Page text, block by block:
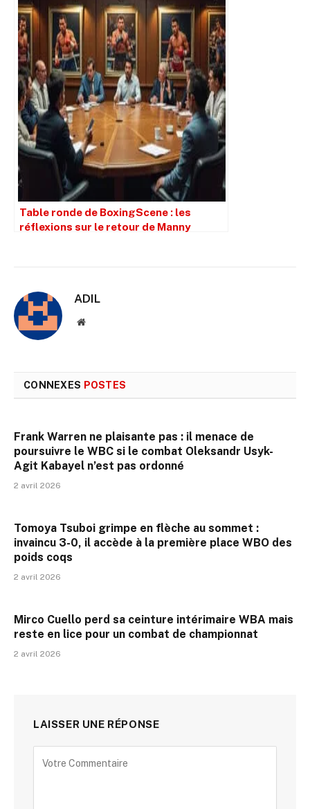
Table ronde de BoxingScene : les
réflexions sur le retour de Manny
ADIL
Site
CONNEXES POSTES
Frank Warren ne plaisante pas : il menace de
poursuivre le WBC si le combat Oleksandr Usyk-
Agit Kabayel n’est pas ordonné
2 avril 2026
Tomoya Tsuboi grimpe en flèche au sommet :
invaincu 3-0, il accède à la première place WBO des
poids coqs
2 avril 2026
Mirco Cuello perd sa ceinture intérimaire WBA mais
reste en lice pour un combat de championnat
2 avril 2026
LAISSER UNE RÉPONSE